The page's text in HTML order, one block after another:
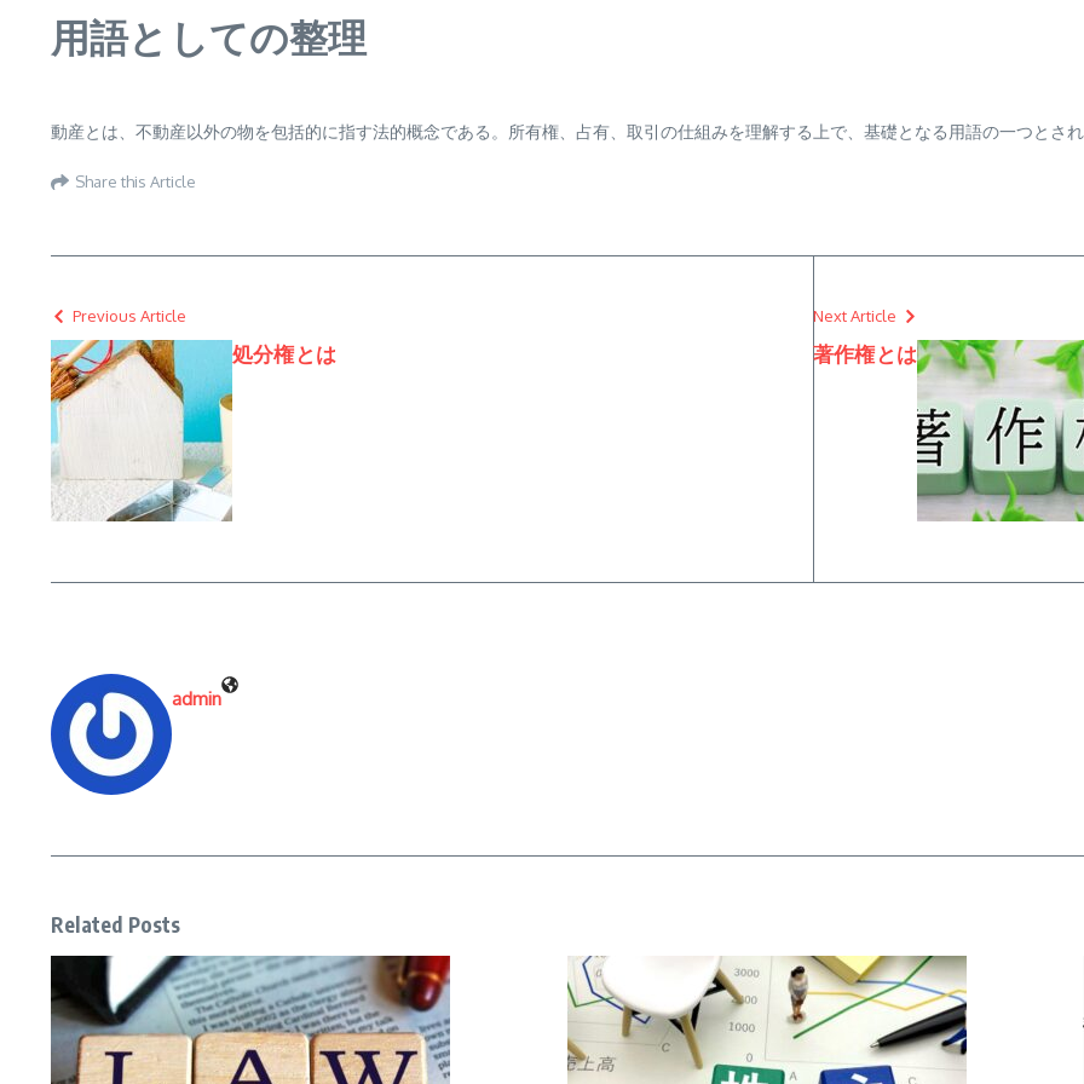
用語としての整理
動産とは、不動産以外の物を包括的に指す法的概念である。所有権、占有、取引の仕組みを理解する上で、基礎となる用語の一つとさ
Share this Article
Previous Article
処分権とは
Next Article
著作権とは
admin
Related Posts